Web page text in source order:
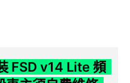
FSD v14 Lite 頻